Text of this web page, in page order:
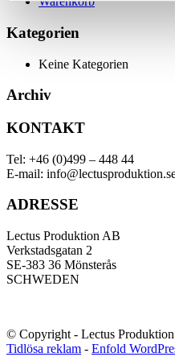
Kategorien
Keine Kategorien
Archiv
KONTAKT
Tel: +46 (0)499 – 448 44
E-mail:
ADRESSE
Lectus Produktion AB
Verkstadsgatan 2
SE-383 36 Mönsterås
SCHWEDEN
© Copyright - Lectus
Tidlösa reklam - Enfold